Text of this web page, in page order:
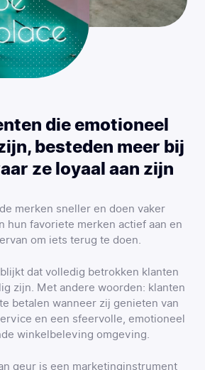
die emotioneel
besteden meer bij
ze loyaal aan zijn
merken sneller en doen vaker
hun favoriete merken actief aan en
om iets terug te doen.
dat volledig betrokken klanten
zijn. Met andere woorden: klanten
betalen wanneer zij genieten van
en een sfeervolle, emotioneel
winkelbeleving omgeving.
geur is een marketinginstrument